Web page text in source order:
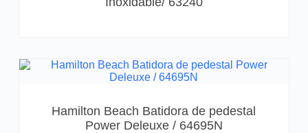
Hamilton Beach Batidora de pedestal
Power Deleuxe / 64695N